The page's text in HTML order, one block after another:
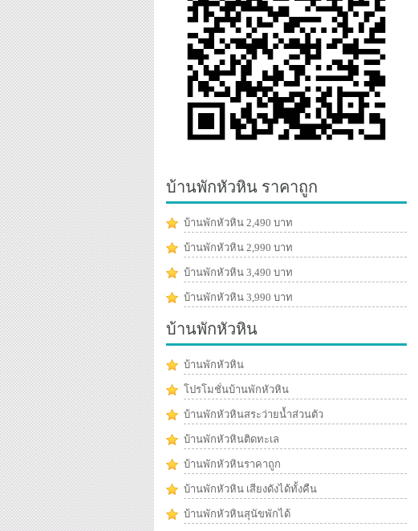
บ้านพักหัวหิน ราคาถูก
บ้านพักหัวหิน 2,490 บาท
บ้านพักหัวหิน 2,990 บาท
บ้านพักหัวหิน 3,490 บาท
บ้านพักหัวหิน 3,990 บาท
บ้านพักหัวหิน
บ้านพักหัวหิน
โปรโมชั่นบ้านพักหัวหิน
บ้านพักหัวหินสระว่ายน้ำส่วนตัว
บ้านพักหัวหินติดทะเล
บ้านพักหัวหินราคาถูก
บ้านพักหัวหิน เสียงดังได้ทั้งคืน
บ้านพักหัวหินสุนัขพักได้